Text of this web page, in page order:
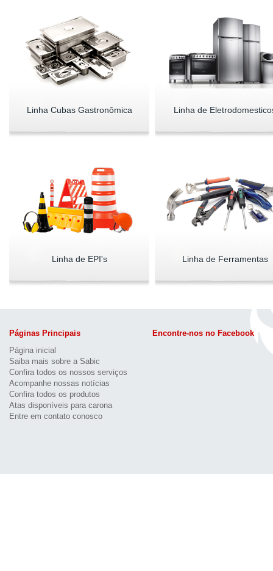
Linha Cubas Gastronômica Linha de
Linha de EPI's Linha de Ferramentas
Páginas Principais
Página inicial
Saiba mais sobre a Sabic
Confira todos os nossos serviços
Acompanhe nossas notícias
Confira todos os produtos
Atas disponíveis para carona
Entre em contato conosco
Encontre-nos no Facebook